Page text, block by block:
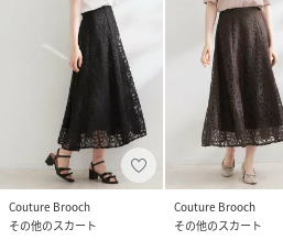
Couture Brooch
その他のスカート
Couture Brooch
その他のスカート